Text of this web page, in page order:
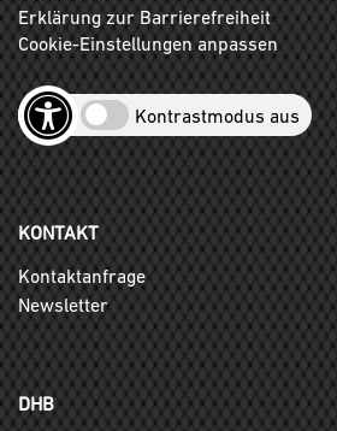
Erklärung zur Barrierefreiheit
Cookie-Einstellungen anpassen
Kontrastmodus aus
KONTAKT
Kontaktanfrage
Newsletter
DHB